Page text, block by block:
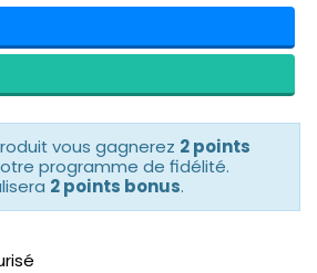
vous gagnerez 2 points
programme de fidélité.
2 points bonus.